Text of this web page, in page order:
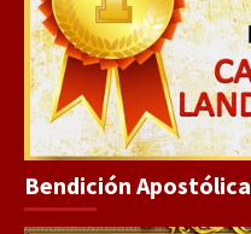
Bendición Apostólica